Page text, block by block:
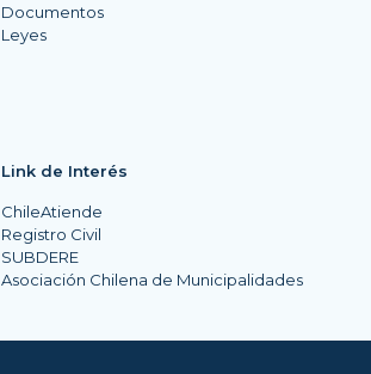
Documentos
Leyes
Link de Interés
ChileAtiende
Registro Civil
SUBDERE
Asociación Chilena de Municipalidades